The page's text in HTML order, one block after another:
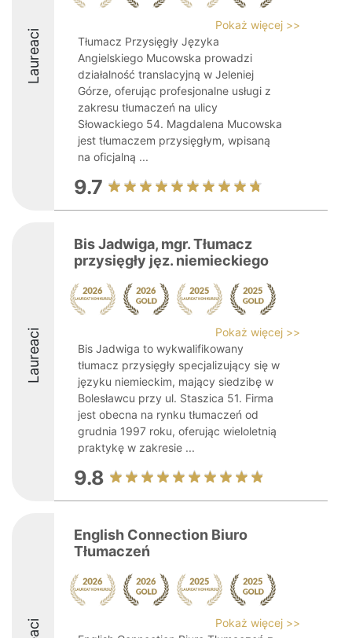
Laureaci
Pokaż więcej >>
Tłumacz Przysięgły Języka
Angielskiego Mucowska prowadzi
działalność translacyjną w Jeleniej
Górze, oferując profesjonalne usługi z
zakresu tłumaczeń na ulicy
Słowackiego 54. Magdalena Mucowska
jest tłumaczem przysięgłym, wpisaną
na oficjalną ...
9.7
Laureaci
Bis Jadwiga, mgr. Tłumacz
przysięgły jęz. niemieckiego
Pokaż więcej >>
Bis Jadwiga to wykwalifikowany
tłumacz przysięgły specjalizujący się w
języku niemieckim, mający siedzibę w
Bolesławcu przy ul. Staszica 51. Firma
jest obecna na rynku tłumaczeń od
grudnia 1997 roku, oferując wieloletnią
praktykę w zakresie ...
9.8
English Connection Biuro
Tłumaczeń
Pokaż więcej >>